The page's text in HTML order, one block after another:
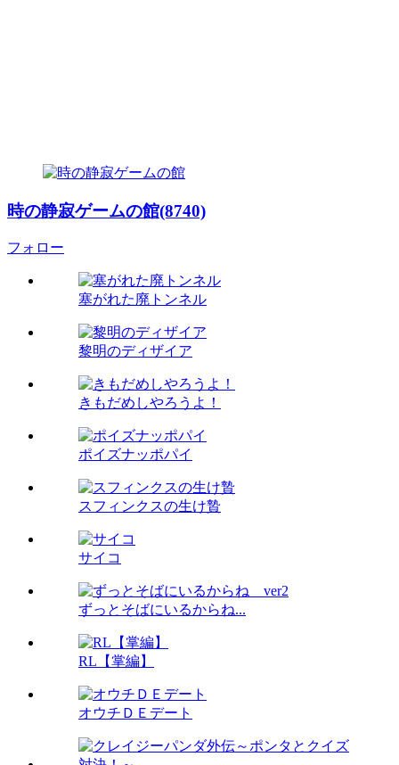
時の静寂ゲームの館(8740)
フォロー
塞がれた廃トンネル
黎明のディザイア
きもだめしやろうよ！
ポイズナッポパイ
スフィンクスの生け贄
サイコ
ずっとそばにいるからね...
RL【掌編】
オウチＤＥデート